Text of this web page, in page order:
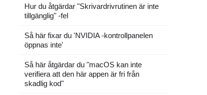
Hur du åtgärdar "Skrivardrivrutinen är inte
tillgänglig" -fel
Så här fixar du 'NVIDIA -kontrollpanelen
öppnas inte'
Så här åtgärdar du "macOS kan inte
verifiera att den här appen är fri från
skadlig kod"